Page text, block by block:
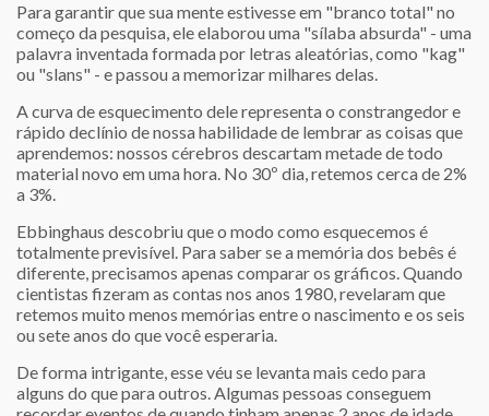
Para garantir que sua mente estivesse em "branco total" no
começo da pesquisa, ele elaborou uma "sílaba absurda" - uma
palavra inventada formada por letras aleatórias, como "kag"
ou "slans" - e passou a memorizar milhares delas.
A curva de esquecimento dele representa o constrangedor e
rápido declínio de nossa habilidade de lembrar as coisas que
aprendemos: nossos cérebros descartam metade de todo
material novo em uma hora. No 30º dia, retemos cerca de 2%
a 3%.
Ebbinghaus descobriu que o modo como esquecemos é
totalmente previsível. Para saber se a memória dos bebês é
diferente, precisamos apenas comparar os gráficos. Quando
cientistas fizeram as contas nos anos 1980, revelaram que
retemos muito menos memórias entre o nascimento e os seis
ou sete anos do que você esperaria.
De forma intrigante, esse véu se levanta mais cedo para
alguns do que para outros. Algumas pessoas conseguem